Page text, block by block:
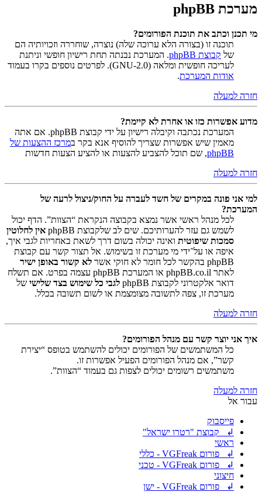
מערכת phpBB
מי תכנן וכתב את תוכנת הפורומים?
תוכנה זו (בצורה הלא ערוכה שלה) נוצרה, שוחררה וזכויותיה הם
של קבוצת phpBB
. המערכת נבנתה תחת רישיון חופשי וניתנת
לעריכה חופשית ומלאה (GNU-2.0). לפרטים נוספים בקרו בעמוד
אודות המערכת.
חזרה למעלה
מדוע אפשרות כזו או אחרת לא קיימת?
המערכת נכתבה וקיבלה רישיון על ידי קבוצת phpBB. אם אתה
מאמין שיש אפשרות שצריך להוסיף אנא בקר במרכז ההצעות של
phpBB, שם תוכל להצביע להצעות או להציע הצעות חדשות
חזרה למעלה
למי אני פונה במקרים של חשד לעברה על החוק/ניצול לרעה של
המערכת?
לכל מנהל ראשי אשר נמצא בקבוצה הנקראת “הצוות”. הדף יכול
לשמש גם עזר להערותיכם. שים לב שלקבוצת phpBB
אין לחלוטין
סמכות שיפוטית ואינה יכולה בשום דרך לשאת באחריות לגבי איך,
איפה או על־ידי מי מערכת זו בשימוש. אל תצור קשר עם קבוצת
phpBB בהקשר לכל חומר לא חוקי אשר
לא קשור באופן ישיר
לאתר phpBB.co.il או המערכת phpBB עצמה בפרט. אם תשלח
דואר אלקטרוני לקבוצת phpBB
לגבי כל שימוש בצד שלישי של
מערכת זו, צפה לתשובה מצומצמת או לשום תשובה בכלל.
חזרה למעלה
איך אני יוצר קשר עם מנהל הפורומים?
כל המשתמשים של הפורומים יכולים להשתמש בטופס “יצירת
קשר”, אם מנהל הפורומים הפעיל אפשרות זו.
משתמשים רשומים יכולים לצפות גם בעמוד “הצוות”.
חזרה למעלה
עבור אל
פייסבוק
↲ קבוצת "רטרו ישראל"
ראשי
↲ פורום VGFreak - כללי
↲ פורום VGFreak - טכני
חיצוני
↲ פורום VGFreak - ישן